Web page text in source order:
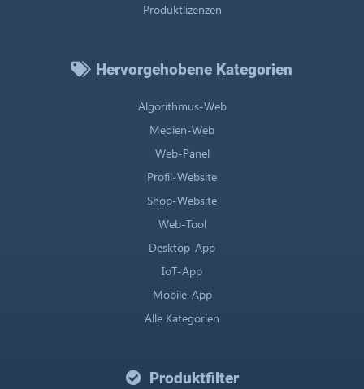
Produktlizenzen
Hervorgehobene Kategorien
Algorithmus-Web
Medien-Web
Web-Panel
Profil-Website
Shop-Website
Web-Tool
Desktop-App
IoT-App
Mobile-App
Alle Kategorien
Produktfilter